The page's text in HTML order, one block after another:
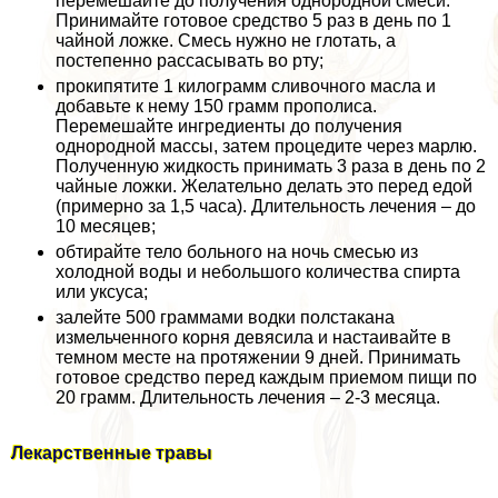
Принимайте готовое средство 5 раз в день по 1
чайной ложке. Смесь нужно не глотать, а
постепенно рассасывать во рту;
прокипятите 1 килограмм сливочного масла и
добавьте к нему 150 грамм прополиса.
Перемешайте ингредиенты до получения
однородной массы, затем процедите через марлю.
Полученную жидкость принимать 3 раза в день по 2
чайные ложки. Желательно делать это перед едой
(примерно за 1,5 часа). Длительность лечения – до
10 месяцев;
обтирайте тело больного на ночь смесью из
холодной воды и небольшого количества спирта
или уксуса;
залейте 500 граммами водки полстакана
измельченного корня девясила и настаивайте в
темном месте на протяжении 9 дней. Принимать
готовое средство перед каждым приемом пищи по
20 грамм. Длительность лечения – 2-3 месяца.
Лекарственные травы